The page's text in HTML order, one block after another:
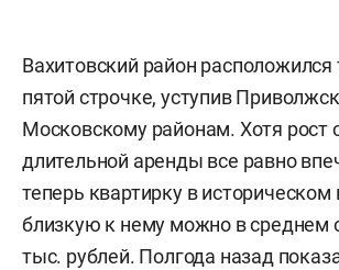
Вахитовский район расположился
пятой строчке, уступив
Московскому районам. Хотя рост
длительной аренды все равно
теперь квартирку в историческом
близкую к нему можно в среднем
тыс. рублей. Полгода назад